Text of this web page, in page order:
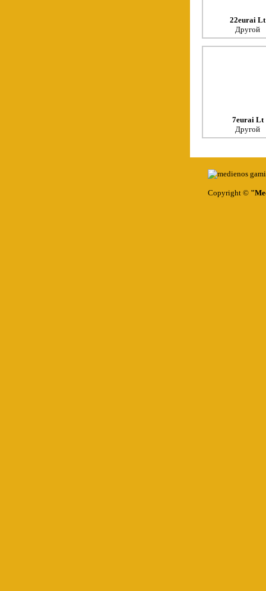
22eurai Lt
Другой
7eurai Lt
Другой
Copyright ©